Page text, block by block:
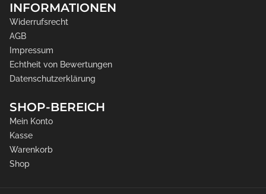
INFORMATIONEN
Widerrufsrecht
AGB
Impressum
Echtheit von Bewertungen
Datenschutzerklärung
SHOP-BEREICH
Mein Konto
Kasse
Warenkorb
Shop